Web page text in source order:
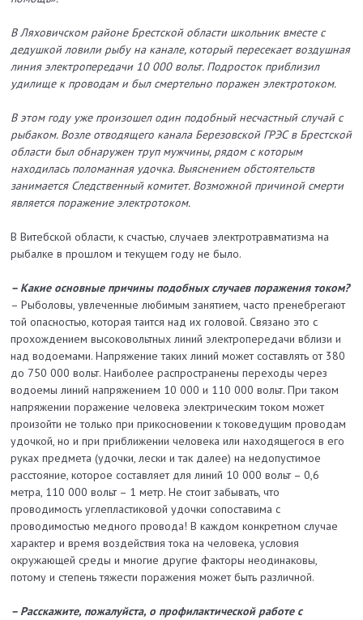
В Ляховичском районе Брестской области школьник вместе с
дедушкой ловили рыбу на канале, который пересекает воздушная
линия электропередачи 10 000 вольт. Подросток приблизил
удилище к проводам и был смертельно поражен электротоком.
В этом году уже произошел один подобный несчастный случай с
рыбаком. Возле отводящего канала Березовской ГРЭС в Брестской
области был обнаружен труп мужчины, рядом с которым
находилась поломанная удочка. Выяснением обстоятельств
занимается Следственный комитет. Возможной причиной смерти
является поражение электротоком.
В Витебской области, к счастью, случаев электротравматизма на
рыбалке в прошлом и текущем году не было.
– Какие основные причины подобных случаев поражения током?
– Рыболовы, увлеченные любимым занятием, часто пренебрегают
той опасностью, которая таится над их головой. Связано это с
прохождением высоковольтных линий электропередачи вблизи и
над водоемами. Напряжение таких линий может составлять от 380
до 750 000 вольт. Наиболее распространены переходы через
водоемы линий напряжением 10 000 и 110 000 вольт. При таком
напряжении поражение человека электрическим током может
произойти не только при прикосновении к токоведущим проводам
удочкой, но и при приближении человека или находящегося в его
руках предмета (удочки, лески и так далее) на недопустимое
расстояние, которое составляет для линий 10 000 вольт – 0,6
метра, 110 000 вольт – 1 метр. Не стоит забывать, что
проводимость углепластиковой удочки сопоставима с
проводимостью медного провода! В каждом конкретном случае
характер и время воздействия тока на человека, условия
окружающей среды и многие другие факторы неодинаковы,
потому и степень тяжести поражения может быть различной.
– Расскажите, пожалуйста, о профилактической работе с